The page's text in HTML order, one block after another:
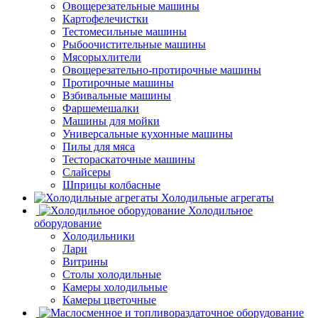
Овощерезательные машины
Картофелечистки
Тестомесильные машины
Рыбоочистительные машины
Мясорыхлители
Овощерезательно-протирочные машины
Протирочные машины
Взбивальные машины
Фаршемешалки
Машины для мойки
Универсальные кухонные машины
Пилы для мяса
Тестораскаточные машины
Слайсеры
Шприцы колбасные
Холодильные агрегаты
Холодильное
оборудование
Холодильники
Лари
Витрины
Столы холодильные
Камеры холодильные
Камеры цветочные